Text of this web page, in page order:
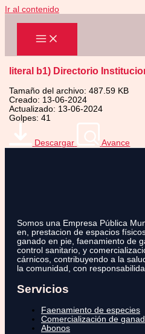
Ir al contenido
literal b1) Directorio
Tamaño del archivo: 487.59 KB
Creado: 13-06-2024
Actualizado: 13-06-2024
Golpes: 41
Descargar Avance
Somos una Empresa Pública
en, prestacion de espacios
ganado en pie, faenamiento de
control sanitario, y
cárnicos, contribuyendo a la
la comunidad, con
Servicios
Faenamiento de especies
Comercialización de
Abonos